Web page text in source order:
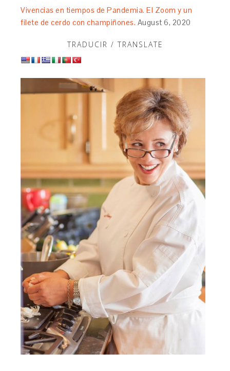
Vivencias en tiempos de Pandemia. El Zoom y un
filete de cerdo con champiñones. August 6, 2020
TRADUCIR / TRANSLATE